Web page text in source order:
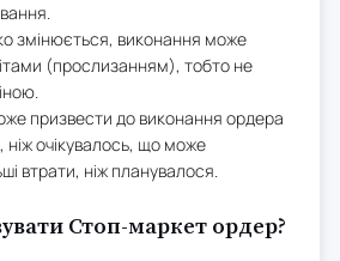
змінюється, виконання може
(прослизанням), тобто не
призвести до виконання ордера
ніж очікувалось, що може
втрати, ніж планувалося.
Стоп-маркет ордер?